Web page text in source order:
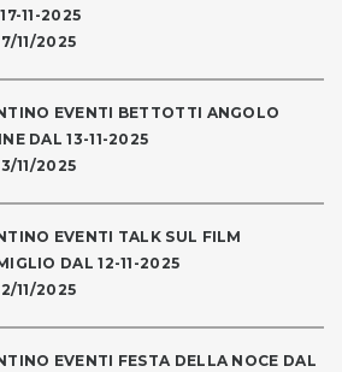
11-2025
11/2025
EVENTI BETTOTTI ANGOLO
DAL 13-11-2025
11/2025
EVENTI TALK SUL FILM
DAL 12-11-2025
11/2025
EVENTI FESTA DELLA NOCE DAL